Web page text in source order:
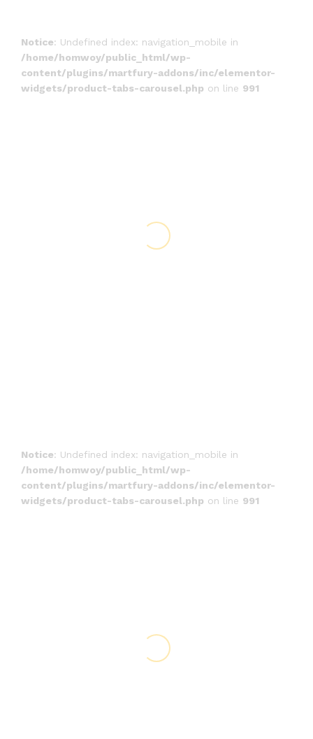
Notice: Undefined index: navigation_mobile in
/home/homwoy/public_html/wp-
content/plugins/martfury-addons/inc/elementor-
widgets/product-tabs-carousel.php on line 991
Notice: Undefined index: navigation_mobile in
/home/homwoy/public_html/wp-
content/plugins/martfury-addons/inc/elementor-
widgets/product-tabs-carousel.php on line 991